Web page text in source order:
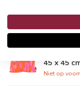
Gerelateerde
GEK OP
45 x 45
Niet op